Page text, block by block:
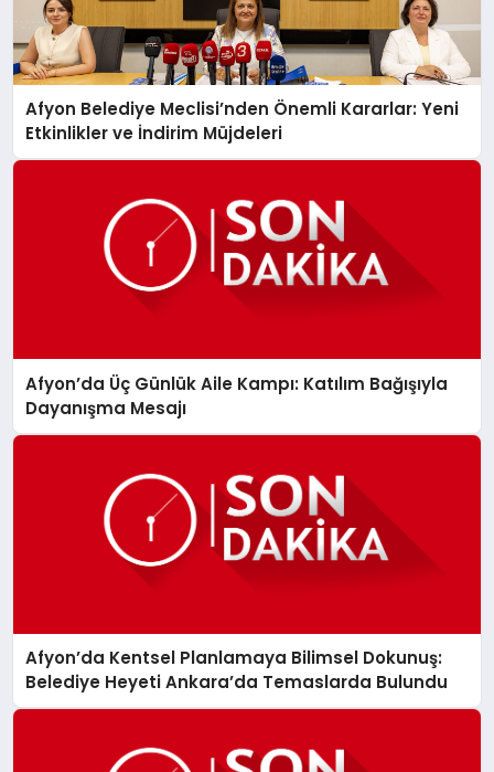
Afyon Belediye Meclisi’nden Önemli Kararlar: Yeni
Etkinlikler ve İndirim Müjdeleri
Afyon’da Üç Günlük Aile Kampı: Katılım Bağışıyla
Dayanışma Mesajı
Afyon’da Kentsel Planlamaya Bilimsel Dokunuş:
Belediye Heyeti Ankara’da Temaslarda Bulundu